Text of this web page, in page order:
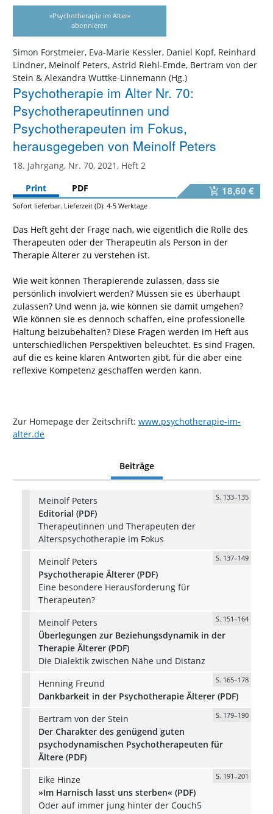
»Psychotherapie im Alter«
abonnieren
Simon Forstmeier, Eva-Marie Kessler, Daniel Kopf, Reinhard
Lindner, Meinolf Peters, Astrid Riehl-Emde, Bertram von der
Stein & Alexandra Wuttke-Linnemann (Hg.)
Psychotherapie im Alter Nr. 70:
Psychotherapeutinnen und
Psychotherapeuten im Fokus,
herausgegeben von Meinolf Peters
18. Jahrgang, Nr. 70, 2021, Heft 2
Print
PDF 18,60 €
Sofort lieferbar. Lieferzeit (D): 4-5 Werktage
Das Heft geht der Frage nach, wie eigentlich die Rolle des
Therapeuten oder der Therapeutin als Person in der
Therapie Älterer zu verstehen ist.
Wie weit können Therapierende zulassen, dass sie
persönlich involviert werden? Müssen sie es überhaupt
zulassen? Und wenn ja, wie können sie damit umgehen?
Wie können sie es dennoch schaffen, eine professionelle
Haltung beizubehalten? Diese Fragen werden im Heft aus
unterschiedlichen Perspektiven beleuchtet. Es sind Fragen,
auf die es keine klaren Antworten gibt, für die aber eine
reflexive Kompetenz geschaffen werden kann.
Zur Homepage der Zeitschrift: www.psychotherapie-im-
alter.de
Beiträge
Meinolf Peters S. 133–135
Editorial (PDF)
Therapeutinnen und Therapeuten der
Alterspsychotherapie im Fokus
Meinolf Peters
S. 137–149
Psychotherapie Älterer (PDF)
Eine besondere Herausforderung für
Therapeuten?
Meinolf Peters
S. 151–164
Überlegungen zur Beziehungsdynamik in der
Therapie Älterer (PDF)
Die Dialektik zwischen Nähe und Distanz
Henning Freund
S. 165–178
Dankbarkeit in der Psychotherapie Älterer (PDF)
Bertram von der Stein
S. 179–190
Der Charakter des genügend guten
psychodynamischen Psychotherapeuten für
Ältere (PDF)
Eike Hinze
S. 191–201
»Im Harnisch lasst uns sterben« (PDF)
Oder auf immer jung hinter der Couch5